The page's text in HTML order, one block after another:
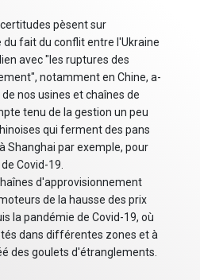
pèsent sur
du fait du conflit entre l'Ukraine
avec "les ruptures des
notamment en Chine, a-
nos usines et chaînes de
tenu de la gestion un peu
qui ferment des pans
Shanghai par exemple, pour
Covid-19.
d'approvisionnement
de la hausse des prix
la pandémie de Covid-19, où
dans différentes zones et à
des goulets d'étranglements.